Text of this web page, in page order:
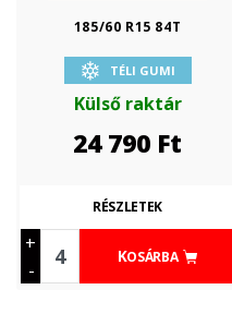
185/60 R15 84T
TÉLI GUMI
Külső raktár
24 790 Ft
+
-
KOSÁRBA
RÉSZLETEK